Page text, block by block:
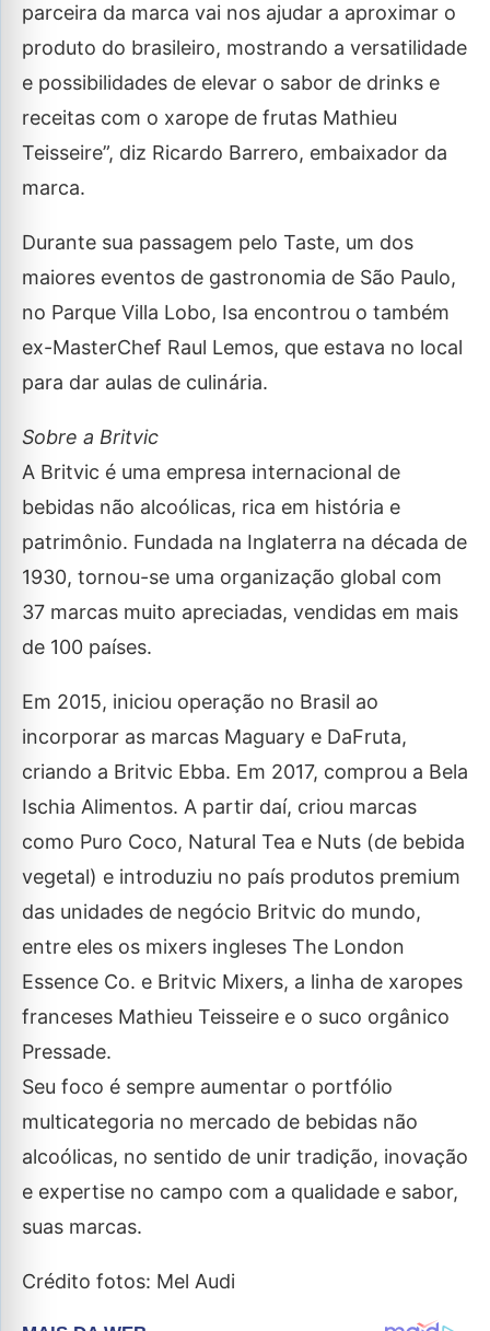
parceira da marca vai nos ajudar a aproximar o
produto do brasileiro, mostrando a versatilidade
e possibilidades de elevar o sabor de drinks e
receitas com o xarope de frutas Mathieu
Teisseire”, diz Ricardo Barrero, embaixador da
marca.
Durante sua passagem pelo Taste, um dos
maiores eventos de gastronomia de São Paulo,
no Parque Villa Lobo, Isa encontrou o também
ex-MasterChef Raul Lemos, que estava no local
para dar aulas de culinária.
Sobre a Britvic
A Britvic é uma empresa internacional de
bebidas não alcoólicas, rica em história e
patrimônio. Fundada na Inglaterra na década de
1930, tornou-se uma organização global com
37 marcas muito apreciadas, vendidas em mais
de 100 países.
Em 2015, iniciou operação no Brasil ao
incorporar as marcas Maguary e DaFruta,
criando a Britvic Ebba. Em 2017, comprou a Bela
Ischia Alimentos. A partir daí, criou marcas
como Puro Coco, Natural Tea e Nuts (de bebida
vegetal) e introduziu no país produtos premium
das unidades de negócio Britvic do mundo,
entre eles os mixers ingleses The London
Essence Co. e Britvic Mixers, a linha de xaropes
franceses Mathieu Teisseire e o suco orgânico
Pressade.
Seu foco é sempre aumentar o portfólio
multicategoria no mercado de bebidas não
alcoólicas, no sentido de unir tradição, inovação
e expertise no campo com a qualidade e sabor,
suas marcas.
Crédito fotos: Mel Audi